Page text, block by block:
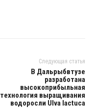
Следующая статья
В Дальрыбвтузе
разработана
высокоприбыльная
технология выращивания
водоросли Ulva lactuca